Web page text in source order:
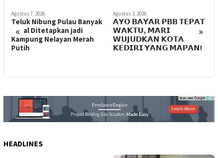
« »
Agustus 3, 2026
𝗔𝗬𝗢 𝗕𝗔𝗬𝗔𝗥 𝗣𝗕𝗕 𝗧𝗘𝗣𝗔𝗧
𝗪𝗔𝗞𝗧𝗨, 𝗠𝗔𝗥𝗜
𝗪𝗨𝗝𝗨𝗗𝗞𝗔𝗡 𝗞𝗢𝗧𝗔
𝗞𝗘𝗗𝗜𝗥𝗜 𝗬𝗔𝗡𝗚 𝗠𝗔𝗣𝗔𝗡!
Juli 27, 2026
Ratusan Siswa SMPN 1 Kras
Diduga Jadi Keracunan
program MBG
HEADLINES